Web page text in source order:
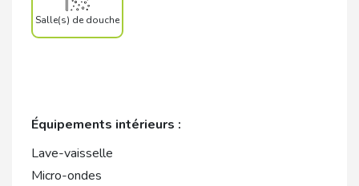
Salle(s) de douche
Équipements intérieurs :
Lave-vaisselle
Micro-ondes